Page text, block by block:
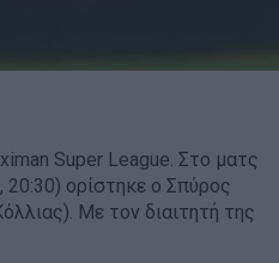
Super League. Στο ματς
ορίστηκε o Σπύρος
Με τον διαιτητή της